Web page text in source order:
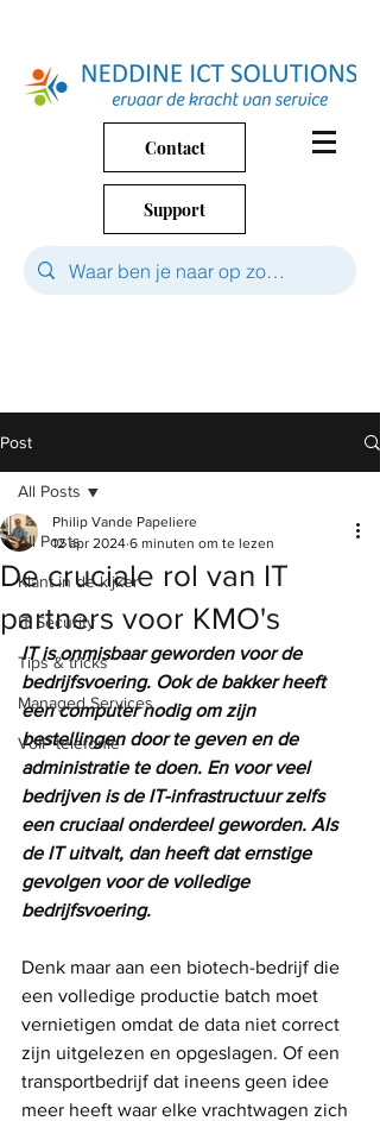
Contact
Support
Post
All Posts
Klant in de kijker
IT Security
Tips & tricks
Managed Services
VoIP telefonie
All Posts
De cruciale rol van IT
partners voor KMO's
Philip Vande Papeliere
12 apr 2024 6 minuten om te lezen
IT is onmisbaar geworden voor de
bedrijfsvoering. Ook de bakker heeft
een computer nodig om zijn
bestellingen door te geven en de
administratie te doen. En voor veel
bedrijven is de IT-infrastructuur zelfs
een cruciaal onderdeel geworden. Als
de IT uitvalt, dan heeft dat ernstige
gevolgen voor de volledige
bedrijfsvoering.
Denk maar aan een biotech-bedrijf die
een volledige productie batch moet
vernietigen omdat de data niet correct
zijn uitgelezen en opgeslagen. Of een
transportbedrijf dat ineens geen idee
meer heeft waar elke vrachtwagen zich